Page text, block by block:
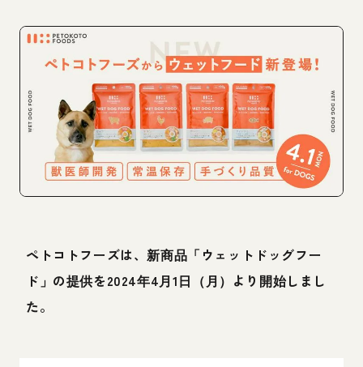
ペトコトフーズは、新商品「ウェットドッグフー
ド」の提供を2024年4月1日（月）より開始しまし
た。